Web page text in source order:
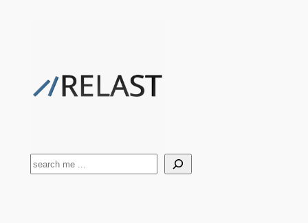
Suchen